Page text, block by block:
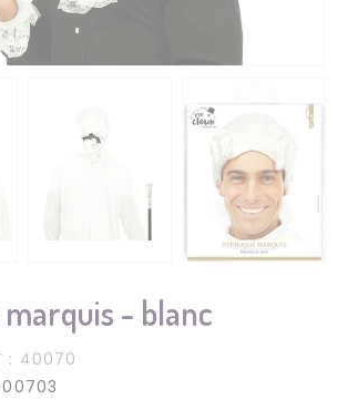
- blanc
: 40070